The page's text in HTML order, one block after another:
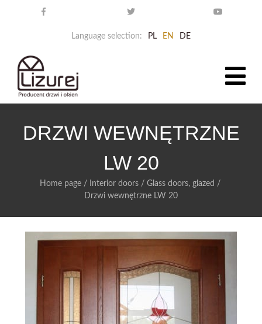
Language selection: PL EN DE
DRZWI WEWNĘTRZNE
LW 20
Home page/ Interior doors/ Glass doors, glazed /
Drzwi wewnętrzne LW 20